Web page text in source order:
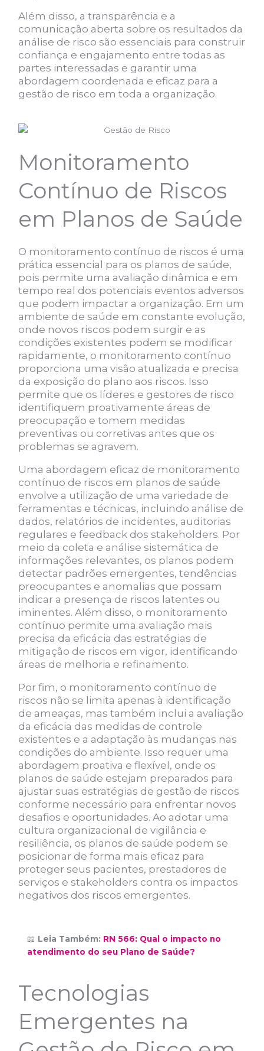
Além disso, a transparência e a
comunicação aberta sobre os resultados da
análise de risco são essenciais para construir
confiança e engajamento entre todas as
partes interessadas e garantir uma
abordagem coordenada e eficaz para a
gestão de risco em toda a organização.
Monitoramento
Contínuo de Riscos
em Planos de Saúde
O monitoramento contínuo de riscos é uma
prática essencial para os planos de saúde,
pois permite uma avaliação dinâmica e em
tempo real dos potenciais eventos adversos
que podem impactar a organização. Em um
ambiente de saúde em constante evolução,
onde novos riscos podem surgir e as
condições existentes podem se modificar
rapidamente, o monitoramento contínuo
proporciona uma visão atualizada e precisa
da exposição do plano aos riscos. Isso
permite que os líderes e gestores de risco
identifiquem proativamente áreas de
preocupação e tomem medidas
preventivas ou corretivas antes que os
problemas se agravem.
Uma abordagem eficaz de monitoramento
contínuo de riscos em planos de saúde
envolve a utilização de uma variedade de
ferramentas e técnicas, incluindo análise de
dados, relatórios de incidentes, auditorias
regulares e feedback dos stakeholders. Por
meio da coleta e análise sistemática de
informações relevantes, os planos podem
detectar padrões emergentes, tendências
preocupantes e anomalias que possam
indicar a presença de riscos latentes ou
iminentes. Além disso, o monitoramento
contínuo permite uma avaliação mais
precisa da eficácia das estratégias de
mitigação de riscos em vigor, identificando
áreas de melhoria e refinamento.
Por fim, o monitoramento contínuo de
riscos não se limita apenas à identificação
de ameaças, mas também inclui a avaliação
da eficácia das medidas de controle
existentes e a adaptação às mudanças nas
condições do ambiente. Isso requer uma
abordagem proativa e flexível, onde os
planos de saúde estejam preparados para
ajustar suas estratégias de gestão de riscos
conforme necessário para enfrentar novos
desafios e oportunidades. Ao adotar uma
cultura organizacional de vigilância e
resiliência, os planos de saúde podem se
posicionar de forma mais eficaz para
proteger seus pacientes, prestadores de
serviços e stakeholders contra os impactos
negativos dos riscos emergentes.
📖 Leia Também: RN 566: Qual o impacto no
atendimento do seu Plano de Saúde?
Tecnologias
Emergentes na